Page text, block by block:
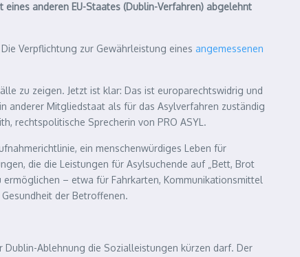
anderen EU-Staates (Dublin-Verfahren) abgelehnt
Verpflichtung zur Gewährleistung eines angemessenen
zu zeigen. Jetzt ist klar: Das ist europarechtswidrig und
anderer Mitgliedstaat als für das Asylverfahren zuständig
rechtspolitische Sprecherin von PRO ASYL.
ein menschenwürdiges Leben für
die die Leistungen für Asylsuchende auf „Bett, Brot
– etwa für Fahrkarten, Kommunikationsmittel
der Betroffenen.
Dublin-Ablehnung die Sozialleistungen kürzen darf. Der